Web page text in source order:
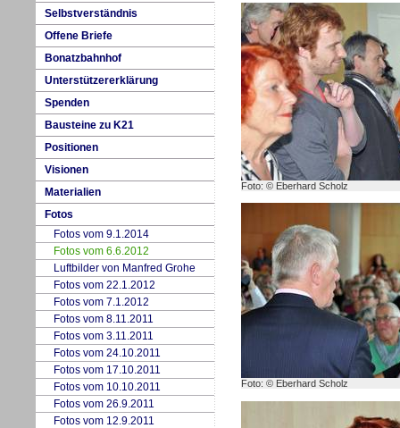
Foto: © Eberhard Scholz
Foto: © Eberhard Scholz
Se lbstverständnis
Offene Briefe
Bonatzbahnhof
Unterstützererklärung
Spenden
Bausteine zu K21
Positionen
Visionen
Materialien
Fotos
Fotos vom 9.1.2014
Fotos vom 6.6.2012
Luftbilder von Manfred Grohe
Fotos vom 22.1.2012
Fotos vom 7.1.2012
Fotos vom 8.11.2011
Fotos vom 3.11.2011
Fotos vom 24.10.2011
Fotos vom 17.10.2011
Fotos vom 10.10.2011
Fotos vom 26.9.2011
Fotos vom 12.9.2011